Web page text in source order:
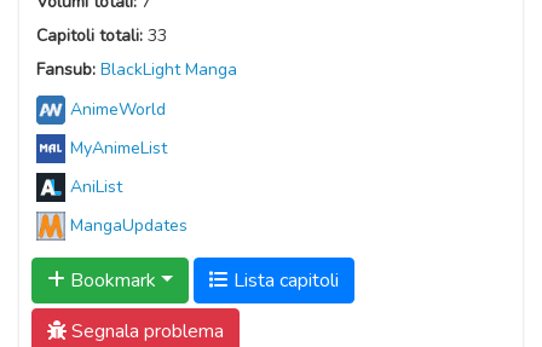
Capitoli totali: 33
Fansub: BlackLight Manga
AnimeWorld
MyAnimeList
AniList
MangaUpdates
Bookmark
Lista capitoli
Segnala problema